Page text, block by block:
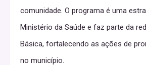
comunidade. O programa é uma
Ministério da Saúde e faz parte da
Básica, fortalecendo as ações de
no município.